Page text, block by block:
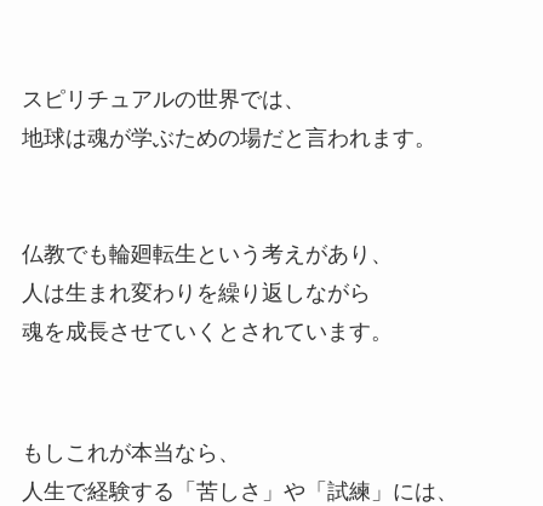
スピリチュアルの世界では、
地球は魂が学ぶための場だと言われます。
仏教でも輪廻転生という考えがあり、
人は生まれ変わりを繰り返しながら
魂を成長させていくとされています。
もしこれが本当なら、
人生で経験する「苦しさ」や「試練」には、